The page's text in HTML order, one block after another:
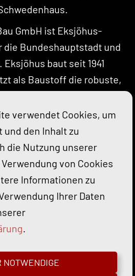
GmbH ist Eksjöhus-
Bundeshauptstadt und
baut seit 1941
als Baustoff die robuste,
bekannte schwedische
Holzhäuser nach
Bau GmbH Glauer
Trebbin OT Glau
- 321817
verwendet Cookies, um
den Inhalt zu
die Nutzung unserer
von Cookies
Informationen zu
Ihrer Daten
.
NOTWENDIGE